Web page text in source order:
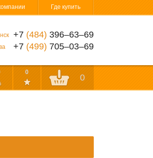
Где купить
+7 (484) 396‒63‒69
+7 (499) 705‒03‒69
0
0